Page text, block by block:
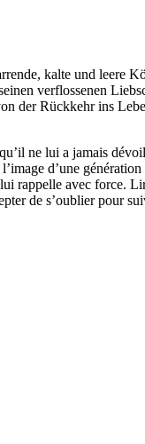
kalte und leere
verflossenen
der Rückkehr ins
ne lui a jamais
d’une
avec force.
de s’oublier pour